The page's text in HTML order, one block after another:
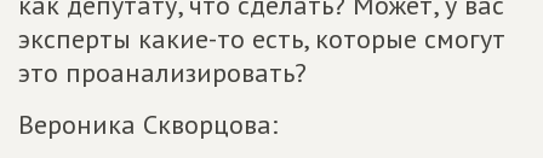
эксперты какие-то есть, которые смогут
это проанализировать?
Вероника Скворцова: